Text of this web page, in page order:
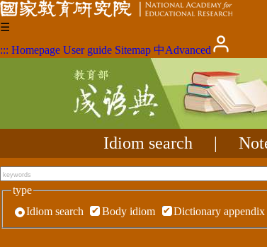
☰
::: Homepage User guide Sitemap 中Advanced
Idiom search
type
Idiom search
Body idiom Dictionary appendix